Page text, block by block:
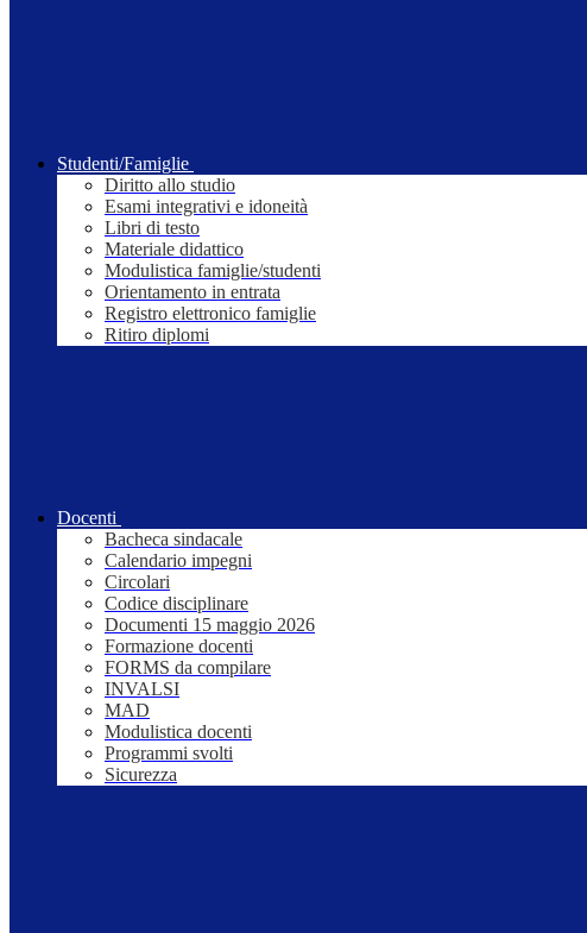
Studenti/Famiglie
Diritto allo studio
Esami integrativi e idoneità
Libri di testo
Materiale didattico
Modulistica famiglie/studenti
Orientamento in entrata
Registro elettronico famiglie
Ritiro diplomi
Docenti
Bacheca sindacale
Calendario impegni
Circolari
Codice disciplinare
Documenti 15 maggio 2026
Formazione docenti
FORMS da compilare
INVALSI
MAD
Modulistica docenti
Programmi svolti
Sicurezza